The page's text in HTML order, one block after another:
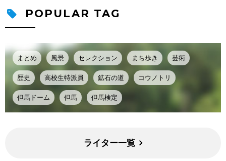
POPULAR TAG
まとめ 風景 セレクション まち歩き 芸術
歴史 高校生特派員 鉱石の道 コウノトリ
但馬ドーム 但馬 但馬検定
ライター一覧